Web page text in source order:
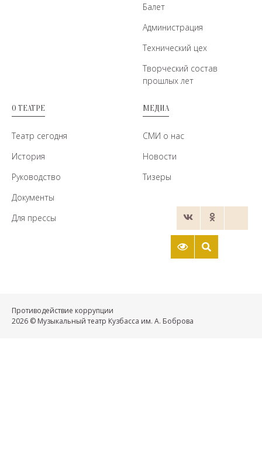
Балет
Администрация
Технический цех
Творческий состав
прошлых лет
О ТЕАТРЕ
Театр сегодня
История
Руководство
Документы
Для прессы
МЕДИА
СМИ о нас
Новости
Тизеры
Противодействие коррупции
2026 © Музыкальный театр Кузбасса им. А. Боброва